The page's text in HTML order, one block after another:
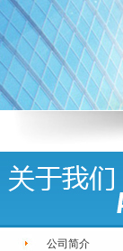
公司简介